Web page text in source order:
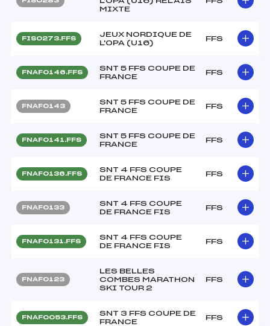
MIXTE
FIS0273.FFS
JEUX NORDIQUE DE
L'OPA (U16)
FFS
FNAF0146.FFS
SNT 5 FFS COUPE DE
FRANCE
FFS
FNAF0143
SNT 5 FFS COUPE DE
FRANCE
FFS
FNAF0141.FFS
SNT 5 FFS COUPE DE
FRANCE
FFS
FNAF0136.FFS
SNT 4 FFS COUPE
DE FRANCE FIS
FFS
FNAF0133
SNT 4 FFS COUPE
DE FRANCE FIS
FFS
FNAF0131.FFS
SNT 4 FFS COUPE
DE FRANCE FIS
FFS
FNAF0123
LES BELLES
COMBES MARATHON
SKI TOUR 2
FFS
FNAF0053.FFS
SNT 3 FFS COUPE DE
FRANCE
FFS